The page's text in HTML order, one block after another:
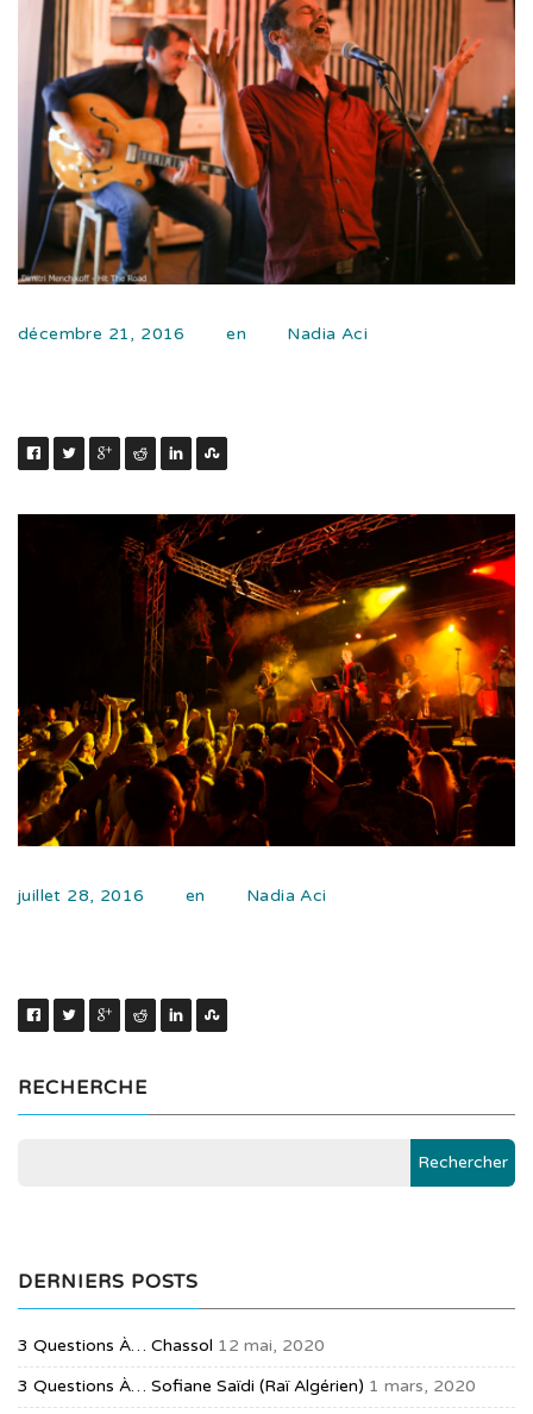
décembre 21, 2016 en Nadia Aci
juillet 28, 2016 en Nadia Aci
RECHERCHE
DERNIERS POSTS
3 Questions À… Chassol 12 mai, 2020
3 Questions À… Sofiane Saïdi (raï Algérien) 1 mars, 2020